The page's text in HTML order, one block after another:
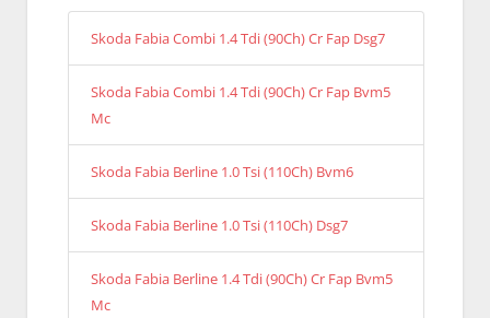
Skoda Fabia Combi 1.4 Tdi (90Ch) Cr Fap Dsg7
Skoda Fabia Combi 1.4 Tdi (90Ch) Cr Fap Bvm5
Mc
Skoda Fabia Berline 1.0 Tsi (110Ch) Bvm6
Skoda Fabia Berline 1.0 Tsi (110Ch) Dsg7
Skoda Fabia Berline 1.4 Tdi (90Ch) Cr Fap Bvm5
Mc